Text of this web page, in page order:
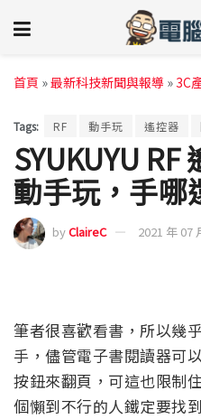
首頁 »最新科技新聞與報導 »3C
Tags: RF 動手玩 遙控器
SYUKUYU
動手玩，手哪
byClaireC 2021 年 07
筆者很喜歡看書，所以幾
手，儘管電子書閱讀器可
按鈕來翻頁，可這也限制
個懶到不行的人鐵定要找